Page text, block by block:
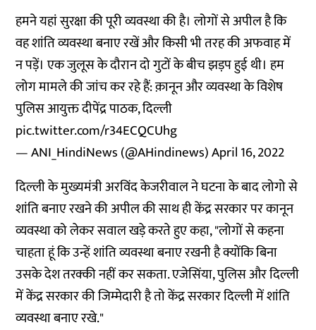
हमने यहां सुरक्षा की पूरी व्यवस्था की है। लोगों से अपील है कि
वह शांति व्यवस्था बनाए रखें और किसी भी तरह की अफवाह में
न पड़ें। एक जुलूस के दौरान दो गुटों के बीच झड़प हुई थी। हम
लोग मामले की जांच कर रहे हैं: क़ानून और व्यवस्था के विशेष
पुलिस आयुक्त दीपेंद्र पाठक, दिल्ली
pic.twitter.com/r34ECQCUhg
— ANI_HindiNews (@AHindinews)April 16, 2022
दिल्ली के मुख्यमंत्री अरविंद केजरीवाल ने घटना के बाद लोगो से
शांति बनाए रखने की अपील की साथ ही केंद्र सरकार पर कानून
व्यवस्था को लेकर सवाल खड़े करते हुए कहा, "लोगों से कहना
चाहता हूं कि उन्हें शांति व्यवस्था बनाए रखनी है क्योंकि बिना
उसके देश तरक्की नहीं कर सकता. एजेसिंया, पुलिस और दिल्ली
में केंद्र सरकार की जिम्मेदारी है तो केंद्र सरकार दिल्ली में शांति
व्यवस्था बनाए रखे."